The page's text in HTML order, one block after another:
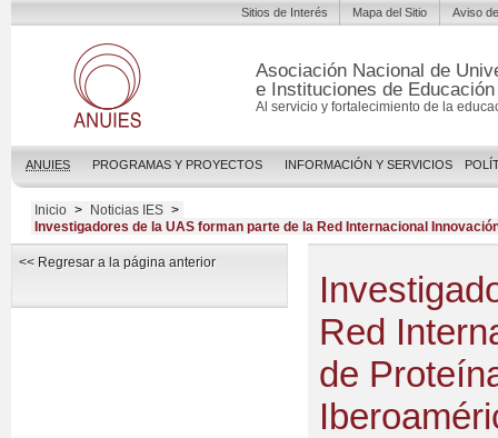
Asociación Nacional de
e Instituciones de
Al servicio y fortalecimiento de la
ANUIES PROGRAMAS Y PROYECTOS INFORMACIÓN Y SERVICIOS
Sitios de Interés Mapa del Sitio Aviso
Inicio > Noticias IES >
Investigadores de la UAS forman parte de la Red Internacional
<< Regresar a la página anterior
Red
de